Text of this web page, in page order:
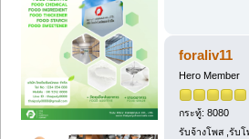
foraliv11
Hero Member
กระทู้: 8080
รับจ้างโพส ,รับ